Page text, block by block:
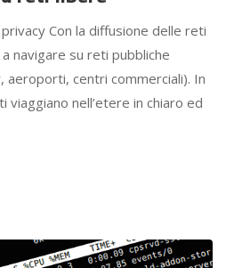
Con la diffusione delle reti
navigare su reti pubbliche
centri commerciali). In
nell’etere in chiaro ed